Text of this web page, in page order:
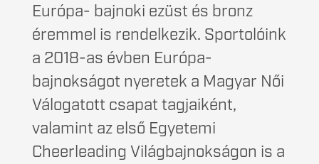
Európa- bajnoki ezüst és bronz
éremmel is rendelkezik. Sportolóink
a 2018-as évben Európa-
bajnokságot nyeretek a Magyar Női
Válogatott csapat tagjaiként,
valamint az első Egyetemi
Cheerleading Világbajnokságon is a